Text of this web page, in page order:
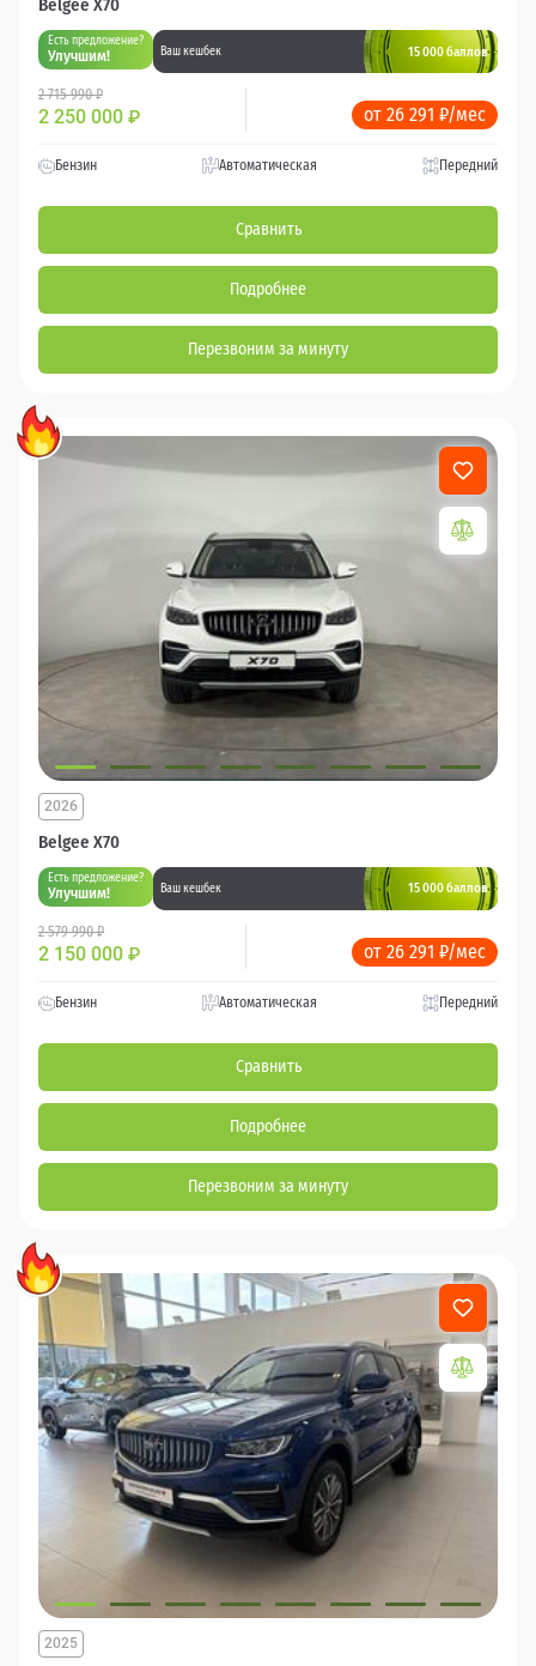
Belgee X70
Есть предложение?
Улучшим! Ваш кешбек 15 000 баллов
2 715 990 ₽
2 250 000 ₽ от 26 291 ₽/мес
Бензин Автоматическая Передний
Сравнить
Подробнее
Перезвоним за минуту
Belgee X70
2026
Есть предложение?
Улучшим! Ваш кешбек 15 000 баллов
2 579 990 ₽
2 150 000 ₽ от 26 291 ₽/мес
Бензин Автоматическая Передний
Сравнить
Подробнее
Перезвоним за минуту
2025